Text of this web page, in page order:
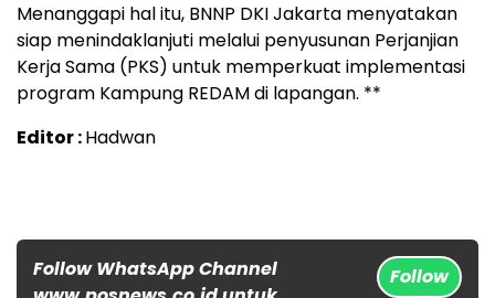
Menanggapi hal itu, BNNP DKI Jakarta menyatakan
siap menindaklanjuti melalui penyusunan Perjanjian
Kerja Sama (PKS) untuk memperkuat implementasi
program Kampung REDAM di lapangan. **
Editor :Hadwan
Follow WhatsApp Channel
Follow